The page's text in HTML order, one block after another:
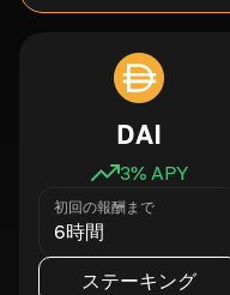
DAI
3% APY
初回の報酬まで
6時間
ステーキング